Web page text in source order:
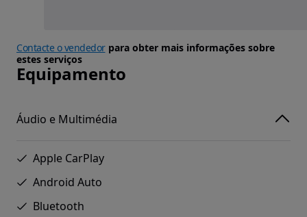
Contacte o vendedorpara obter mais informações sobre
estes serviços
Equipamento
Áudio e Multimédia
Apple CarPlay
Android Auto
Bluetooth